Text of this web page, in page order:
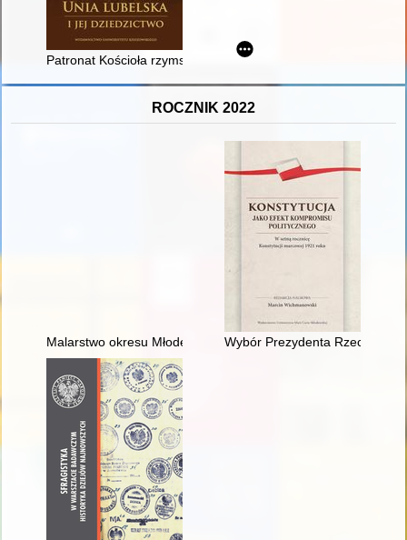
Patronat Kościoła rzymskokatolickiego nad cerkwiami
ROCZNIK 2022
Malarstwo okresu Młodej Polski i XX-lecia międzywojennego
Wybór Prezydenta